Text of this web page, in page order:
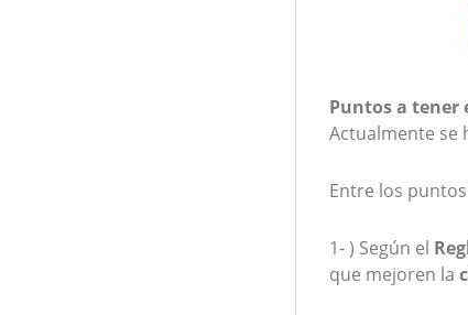
Puntos a tener
Actualmente se
Entre los
1- ) Según el
que mejoren la